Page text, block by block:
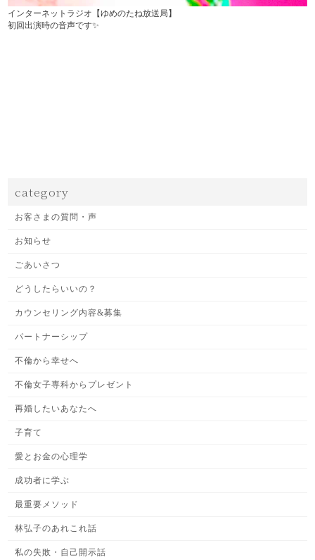
インターネットラジオ【ゆめのたね放送局】
初回出演時の音声です✨
category
お客さまの質問・声
お知らせ
ごあいさつ
どうしたらいいの？
カウンセリング内容&募集
パートナーシップ
不倫から幸せへ
不倫女子専科からプレゼント
再婚したいあなたへ
子育て
愛とお金の心理学
成功者に学ぶ
最重要メソッド
林弘子のあれこれ話
私の失敗・自己開示話